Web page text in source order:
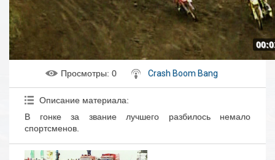
Просмотры: 0 Crash Boom Bang
Описание материала:
В гонке за звание лучшего разбилось немало
спортсменов.